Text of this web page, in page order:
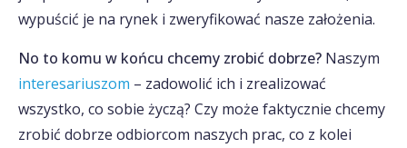
wypuścić je na rynek i zweryfikować nasze założenia.
No to komu w końcu chcemy zrobić dobrze? Naszym
interesariuszom – zadowolić ich i zrealizować
wszystko, co sobie życzą? Czy może faktycznie chcemy
zrobić dobrze odbiorcom naszych prac, co z kolei